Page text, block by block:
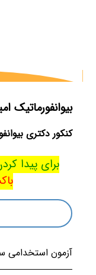
بیوانفورماتیک
کنکور دکتری
برای پیدا
آزمون استخدامی